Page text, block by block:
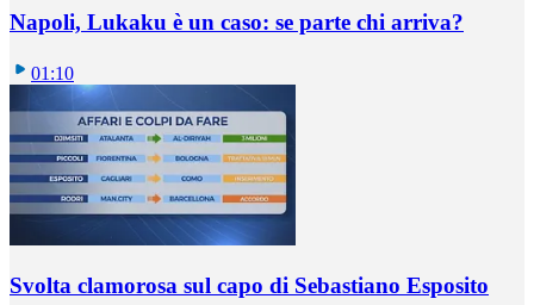
Napoli, Lukaku è un caso: se parte chi arriva?
01:10
Svolta clamorosa sul capo di Sebastiano Esposito